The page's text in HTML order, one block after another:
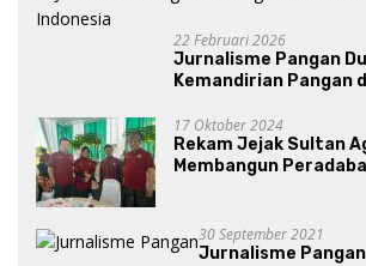
22 Februari 2026
Jurnalisme Pangan
Kemandirian Pangan
17 Oktober 2024
Rekam Jejak Sultan
Membangun
30 September 2021
Jurnalisme Pangan